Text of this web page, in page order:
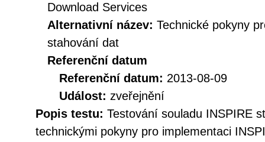
Download Services
Alternativní název: Technické pokyny
stahování dat
Referenční datum
Referenční datum: 2013-08-09
Událost: zveřejnění
Popis testu: Testování souladu INSPIRE
technickými pokyny pro implementaci